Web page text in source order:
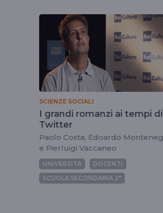
tag
paolocosta
SCIENZE SOCIALI
I grandi romanzi ai tempi di
Twitter
Paolo Costa, Edoardo Montenegro
e Pierluigi Vaccaneo
UNIVERSITÀ
DOCENTI
SCUOLA SECONDARIA 2°